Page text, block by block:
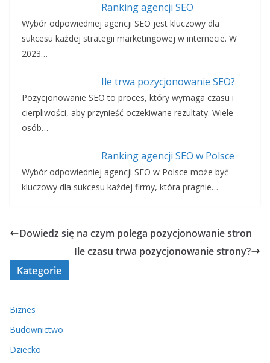
Ranking agencji SEO
Wybór odpowiedniej agencji SEO jest kluczowy dla
sukcesu każdej strategii marketingowej w internecie. W
2023…
Ile trwa pozycjonowanie SEO?
Pozycjonowanie SEO to proces, który wymaga czasu i
cierpliwości, aby przynieść oczekiwane rezultaty. Wiele
osób…
Ranking agencji SEO w Polsce
Wybór odpowiedniej agencji SEO w Polsce może być
kluczowy dla sukcesu każdej firmy, która pragnie…
Dowiedz się na czym polega pozycjonowanie stron
Ile czasu trwa pozycjonowanie strony?
Kategorie
Biznes
Budownictwo
Dziecko